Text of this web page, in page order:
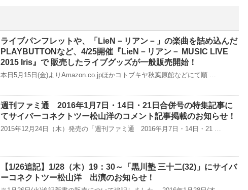
ライブパンフレットや、「LieN－リアン－」の楽曲を詰め込んだ
PLAYBUTTONなど、4/25開催『LieN－リアン－ MUSIC LIVE
2015 Iris』で 販売したライブグッズが一般販売開始！
本日5月15日(金)よりAmazon.co.jpほかコトブキヤ秋葉原館などにて順 …
週刊ファミ通 2016年1月7日・14日・21日合併号の特集記事に
てサイバーコネクトツー松山洋のコメント記事掲載のお知らせ！
2015年12月24日（木）発売の「週刊ファミ通 2016年月7日・14日・21 …
【1/26追記】1/28（木）19：30～「黒川塾 三十二(32)」にサイバ
ーコネクトツー松山洋 出演のお知らせ！